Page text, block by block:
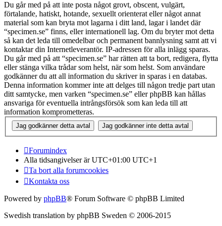
Du går med på att inte posta något grovt, obscent, vulgärt,
förtalande, hatiskt, hotande, sexuellt orienterat eller något annat
material som kan bryta mot lagarna i ditt land, lagar i landet där
“specimen.se” finns, eller internationell lag. Om du bryter mot detta
så kan det leda till omedelbar och permanent bannlysning samt att vi
kontaktar din Internetleverantör. IP-adressen för alla inlägg sparas.
Du går med på att “specimen.se” har rätten att ta bort, redigera, flytta
eller stänga vilka trådar som helst, när som helst. Som användare
godkänner du att all information du skriver in sparas i en databas.
Denna information kommer inte att delges till någon tredje part utan
ditt samtycke, men varken “specimen.se” eller phpBB kan hållas
ansvariga för eventuella intrångsförsök som kan leda till att
information komprometteras.
Forumindex
Alla tidsangivelser är UTC+01:00 UTC+1
Ta bort alla forumcookies
Kontakta oss
Powered by phpBB® Forum Software © phpBB Limited
Swedish translation by phpBB Sweden © 2006-2015